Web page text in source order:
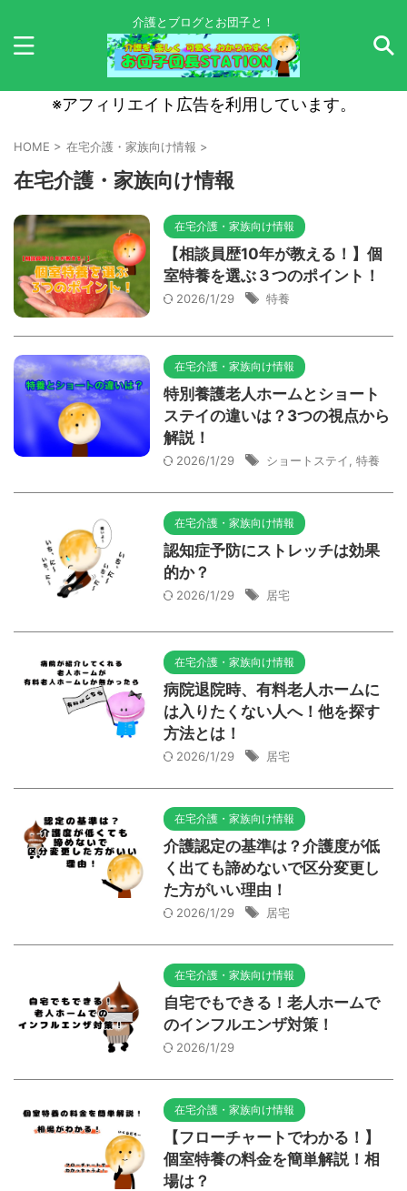
介護とブログとお団子と！
※アフィリエイト広告を利用しています。
HOME > 在宅介護・家族向け情報 >
在宅介護・家族向け情報
在宅介護・家族向け情報
【相談員歴10年が教える！】個
室特養を選ぶ３つのポイント！
2026/1/29 特養
在宅介護・家族向け情報
特別養護老人ホームとショート
ステイの違いは？3つの視点から
解説！
2026/1/29 ショートステイ 特養
在宅介護・家族向け情報
認知症予防にストレッチは効果
的か？
2026/1/29 居宅
在宅介護・家族向け情報
病院退院時、有料老人ホームに
は入りたくない人へ！他を探す
方法とは！
2026/1/29 居宅
在宅介護・家族向け情報
介護認定の基準は？介護度が低
く出ても諦めないで区分変更し
た方がいい理由！
2026/1/29 居宅
在宅介護・家族向け情報
自宅でもできる！老人ホームで
のインフルエンザ対策！
2026/1/29
在宅介護・家族向け情報
【フローチャートでわかる！】
個室特養の料金を簡単解説！相
場は？